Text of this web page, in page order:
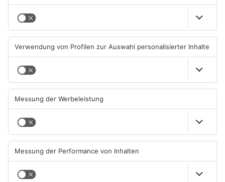
ASCHAFFENBURG
ASCHAFFENBURG
Kein Abschlussfeuerwerk
beim Alzenauer Stadtfest
wegen Trockenheit
07.08.2026, 08:15 UHR IN KREIS
ASCHAFFENBURG
TOPNEWS
junge Familien in
Heimbuchenthal?
06.08.2026, 11:39 UHR IN KREIS